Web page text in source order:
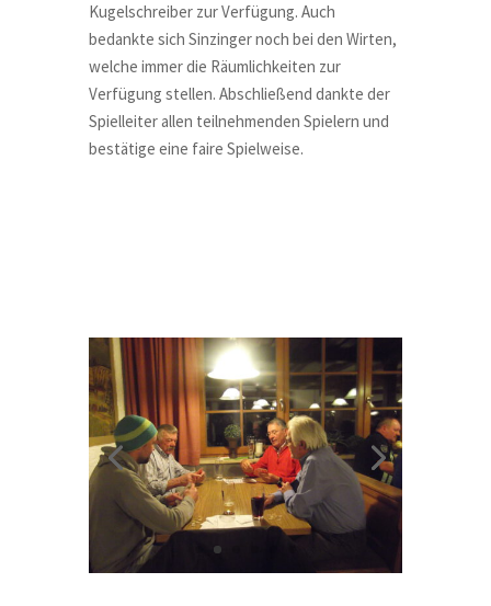
Kugelschreiber zur Verfügung. Auch
bedankte sich Sinzinger noch bei den Wirten,
welche immer die Räumlichkeiten zur
Verfügung stellen. Abschließend dankte der
Spielleiter allen teilnehmenden Spielern und
bestätige eine faire Spielweise.